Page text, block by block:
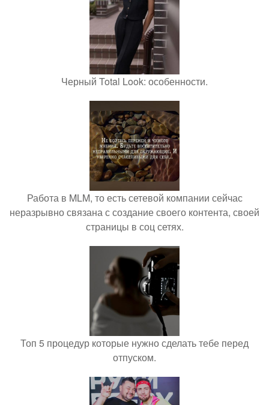
Черный Total Look: особенности.
Работа в MLM, то есть сетевой компании сейчас
неразрывно связана с создание своего контента, своей
страницы в соц сетях.
Топ 5 процедур которые нужно сделать тебе перед
отпуском.